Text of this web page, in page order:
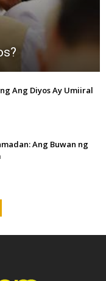
Ang Diyos Ay Umiiral
Ang Buwan ng